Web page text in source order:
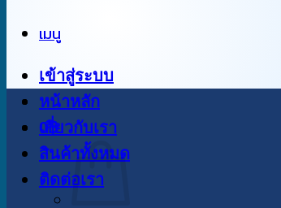
เมนู
เข้าสู่ระบบ
0฿
หน้าหลัก
เกี่ยวกับเรา
สินค้าทั้งหมด
ติดต่อเรา